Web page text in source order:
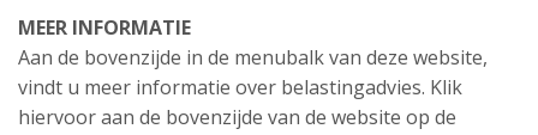
MEER INFORMATIE
Aan de bovenzijde in de menubalk van deze website,
vindt u meer informatie over belastingadvies. Klik
hiervoor aan de bovenzijde van de website op de